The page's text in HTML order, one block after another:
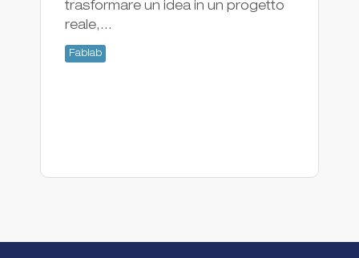
trasformare un idea in un progetto
reale,...
Fablab